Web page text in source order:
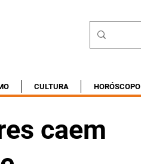
CULTURA HORÓSCOPO
caem